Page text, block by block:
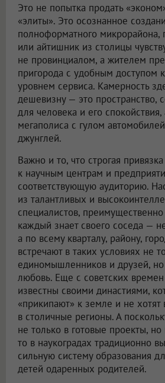
Это не попытка продать
«элиты». Это осознанное
полноформатного микрорайона,
или айтишник из столицы
не провинциалом, а жителем
пригорода с удобным доступом
уровнем сервиса. Камерность
дешевизну — это пространство,
для человека и его
мегаполиса с гулом
джунглей.
Важно и то, что строгая
к научным центрам и
соответствующую аудиторию.
из талантливых и
специалистов,
каждый знает своего соседа —
а по всему кварталу, району,
встречают в таких условиях не
единомышленников и друзей,
любовь. Еще с советских времен
известны своими династиями,
«прикипают» к земле и не хотят
в столичные регионы. А
не только в готовые проекты, но
то в наукоградах традиционно
сильную систему образования
детей одаренных родителей.